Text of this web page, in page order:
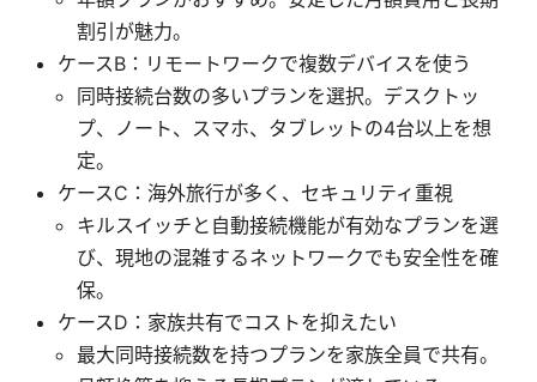
割引が魅力。
ケースB：リモートワークで複数デバイスを使う
同時接続台数の多いプランを選択。デスクトッ
プ、ノート、スマホ、タブレットの4台以上を想
定。
ケースC：海外旅行が多く、セキュリティ重視
キルスイッチと自動接続機能が有効なプランを選
び、現地の混雑するネットワークでも安全性を確
保。
ケースD：家族共有でコストを抑えたい
最大同時接続数を持つプランを家族全員で共有。